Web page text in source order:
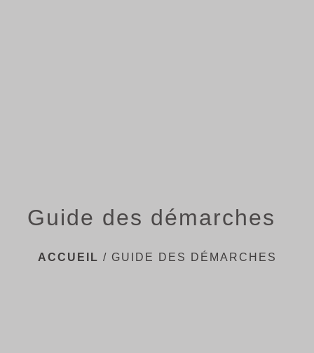
Guide des démarches
ACCUEIL / GUIDE DES DÉMARCHES